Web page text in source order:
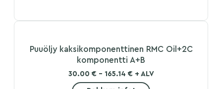
Puuöljy kaksikomponenttinen RMC Oil+2C
komponentti A+B
30.00 € - 165.14 € + ALV